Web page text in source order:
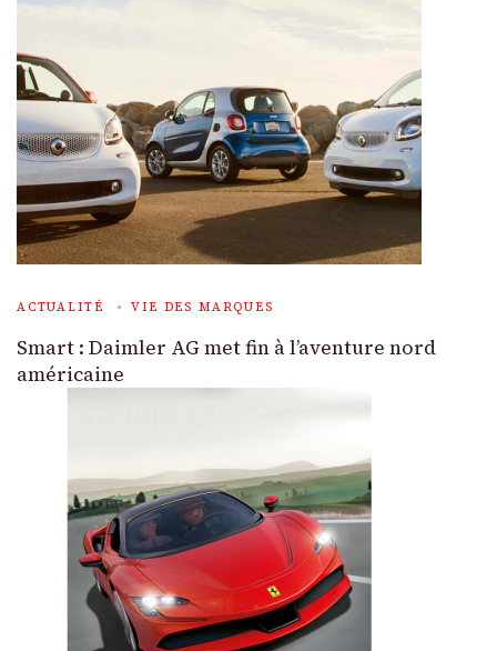
ACTUALITÉ VIE DES MARQUES
Smart : Daimler AG met fin à l’aventure nord
américaine